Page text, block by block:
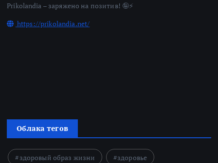
Prikolandia – заряжено на позитив! 🤪⚡
https://prikolandia.net/
Облака тегов
здоровый образ жизни
здоровье